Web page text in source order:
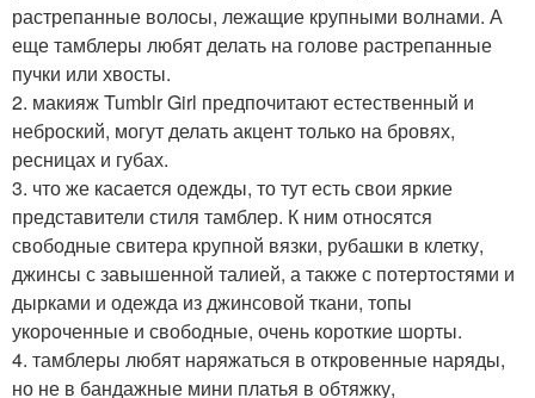
растрепанные волосы, лежащие крупными волнами. А
еще тамблеры любят делать на голове растрепанные
пучки или хвосты.
2. макияж Tumblr Girl предпочитают естественный и
неброский, могут делать акцент только на бровях,
ресницах и губах.
3. что же касается одежды, то тут есть свои яркие
представители стиля тамблер. К ним относятся
свободные свитера крупной вязки, рубашки в клетку,
джинсы с завышенной талией, а также с потертостями и
дырками и одежда из джинсовой ткани, топы
укороченные и свободные, очень короткие шорты.
4. тамблеры любят наряжаться в откровенные наряды,
но не в бандажные мини платья в обтяжку,